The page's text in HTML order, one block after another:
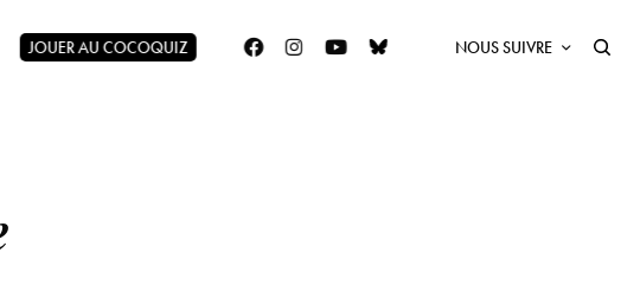
JOUER AU COCOQUIZ NOUS SUIVRE